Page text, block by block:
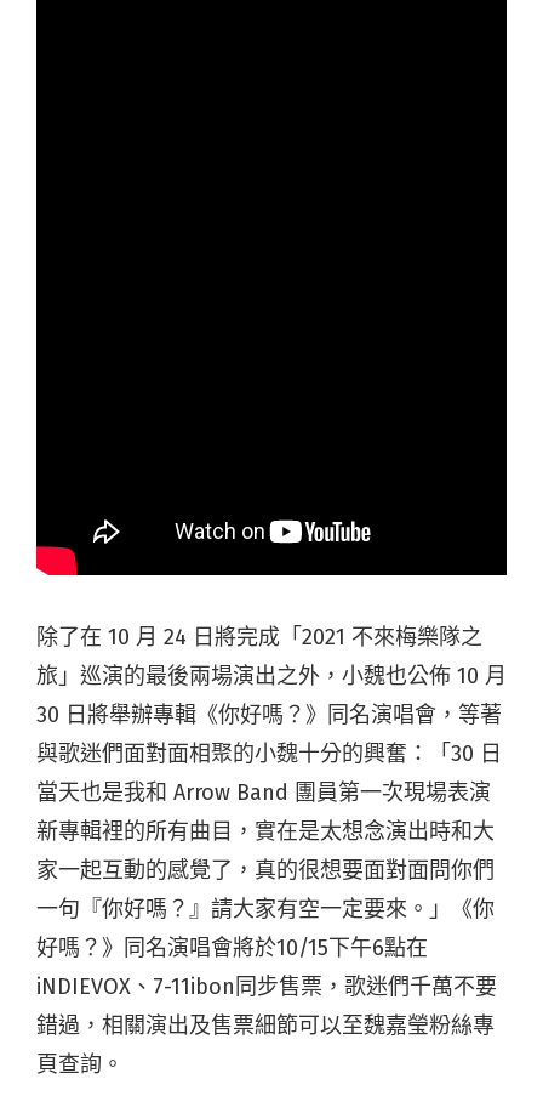
除了在 10 月 24 日將完成「2021 不來梅樂隊之
旅」巡演的最後兩場演出之外，小魏也公佈 10 月
30 日將舉辦專輯《你好嗎？》同名演唱會，等著
與歌迷們面對面相聚的小魏十分的興奮：「30 日
當天也是我和 Arrow Band 團員第一次現場表演
新專輯裡的所有曲目，實在是太想念演出時和大
家一起互動的感覺了，真的很想要面對面問你們
一句『你好嗎？』請大家有空一定要來。」《你
好嗎？》同名演唱會將於10/15下午6點在
iNDIEVOX、7-11ibon同步售票，歌迷們千萬不要
錯過，相關演出及售票細節可以至魏嘉瑩粉絲專
頁查詢。